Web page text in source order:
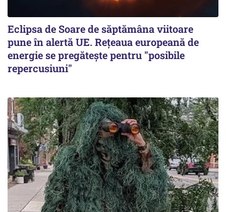
Eclipsa de Soare de săptămâna viitoare
pune în alertă UE. Rețeaua europeană de
energie se pregătește pentru "posibile
repercusiuni"